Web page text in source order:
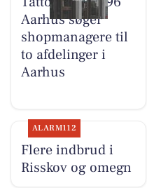
Aarhus søger
shopmanagere til
to afdelinger i
Aarhus
ALARM112
Flere indbrud i
Risskov og omegn